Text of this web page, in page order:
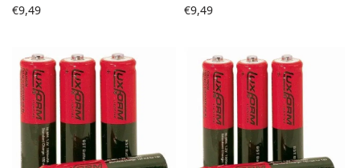
€9,49
€9,49